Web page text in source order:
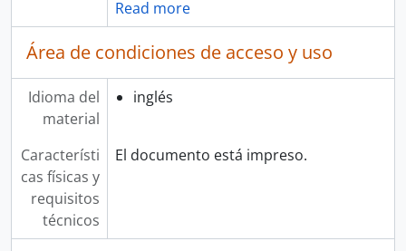
Read more
Área de condiciones de acceso y uso
Idioma del
material
inglés
Característi
cas físicas y
requisitos
técnicos
El documento está impreso.